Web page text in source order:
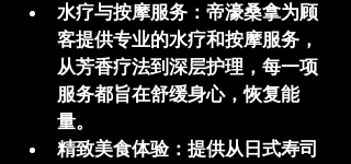
水疗与按摩服务 ：帝濠桑拿为顾
客提供专业的水疗和按摩服务，
从芳香疗法到深层护理，每一项
服务都旨在舒缓身心，恢复能
量。
精致美食体验：提供从日式寿司